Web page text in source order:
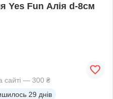
Yes Fun Алія d-8см
сайті — 300 ₴
29 днів